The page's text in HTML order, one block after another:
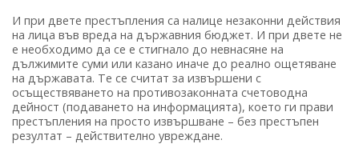
И при двете престъпления са налице незаконни действия
на лица във вреда на държавния бюджет. И при двете не
е необходимо да се е стигнало до невнасяне на
дължимите суми или казано иначе до реално ощетяване
на държавата. Те се считат за извършени с
осъществяването на противозаконната счетоводна
дейност (подаването на информацията), което ги прави
престъпления на просто извършване – без престъпен
резултат – действително увреждане.